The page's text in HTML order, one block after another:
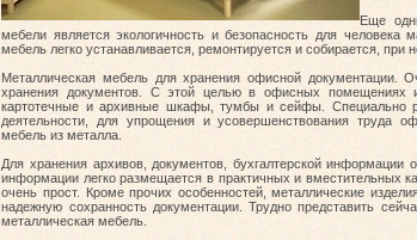
Еще
мебели является экологичность и безопасность для человека
мебель легко устанавливается, ремонтируется и собирается, при
Металлическая мебель для хранения офисной документации.
хранения документов. С этой целью в офисных помещениях
картотечные и архивные шкафы, тумбы и сейфы. Специально
деятельности, для упрощения и усовершенствования труда
мебель из металла.
Для хранения архивов, документов, бухгалтерской
информации легко размещается в практичных и вместительных
очень прост. Кроме прочих особенностей, металлические
надежную сохранность документации. Трудно представить
металлическая мебель.